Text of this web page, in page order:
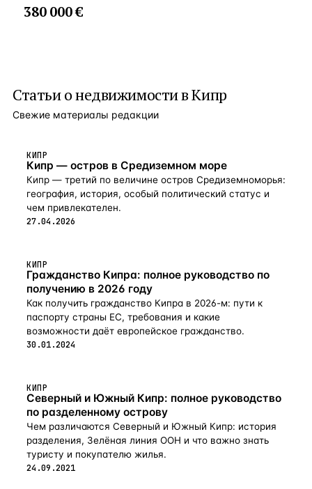
380 000 €
Статьи онедвижимости в Кипр
Свежие материалы редакции
КИПР
Кипр — остров в Средиземном море
Кипр — третий по величине остров Средиземноморья:
география, история, особый политический статус и
чем привлекателен.
27.04.2026
КИПР
Гражданство Кипра: полное руководство по
получению в 2026 году
Как получить гражданство Кипра в 2026-м: пути к
паспорту страны ЕС, требования и какие
возможности даёт европейское гражданство.
30.01.2024
КИПР
Северный и Южный Кипр: полное руководство
по разделенному острову
Чем различаются Северный и Южный Кипр: история
разделения, Зелёная линия ООН и что важно знать
туристу и покупателю жилья.
24.09.2021